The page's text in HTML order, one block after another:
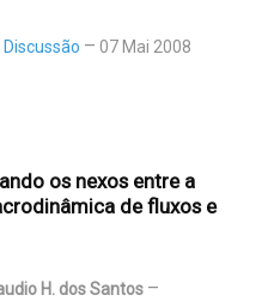
07 Mai 2008
os nexos entre a
de fluxos e
H. dos Santos